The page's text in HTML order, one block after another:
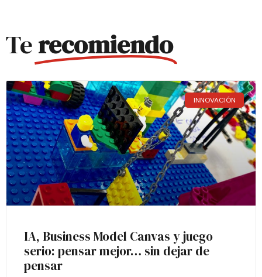
Terecomiendo
INNOVACIÓN
IA, Business Model Canvas y juego
serio: pensar mejor… sin dejar de
pensar